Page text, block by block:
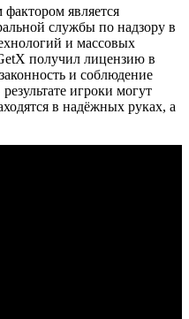
является
службы по надзору в
и массовых
получил лицензию в
и соблюдение
игроки могут
в надёжных руках, а